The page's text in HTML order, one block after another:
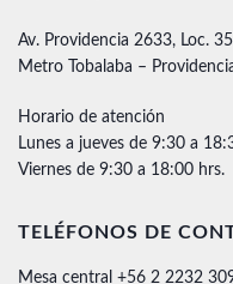
Av. Providencia 2633, Loc.
Metro Tobalaba –
Horario de atención
Lunes a jueves de 9:30 a
Viernes de 9:30 a 18:00 hrs.
TELÉFONOS DE
Mesa central +56 2 2232